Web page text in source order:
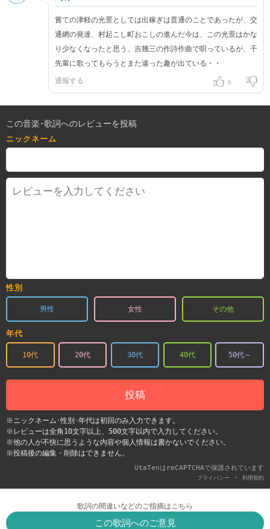
嘗ての津軽の光景としては出稼ぎは普通のことであったが、交
通網の発達、村起こし町おこしの進んだ今は、この光景はかな
り少なくなったと思う、吉幾三の作詩作曲で唄っているが、千
先輩に歌ってもらうとまた違った趣が出ている・・
通報する 0
この音楽･歌詞へのレビューを投稿
ニックネーム
性別
男性 女性 その他
年代
10代 20代 30代 40代 50代～
投稿
※ニックネーム･性別･年代は初回のみ入力できます。
※レビューは全角10文字以上、500文字以内で入力してください。
※他の人が不快に思うような内容や個人情報は書かないでください。
※投稿後の編集・削除はできません。
UtaTenはreCAPTCHAで保護されています
プライバシー - 利用契約
歌詞の間違いなどのご指摘はこちら
この歌詞へのご意見